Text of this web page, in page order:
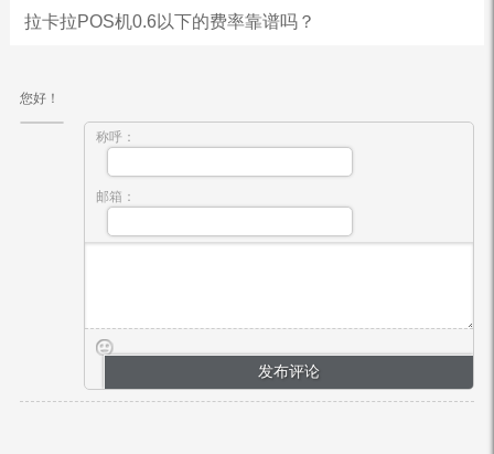
拉卡拉POS机0.6以下的费率靠谱吗？
您好！
称呼：
邮箱：